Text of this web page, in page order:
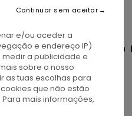
ECO-BONUS
3 x € 23,33 sem juros com a
Mid Grey Heather
e/ou aceder a
e endereço IP)
a publicidade e
sobre o nosso
as tuas escolhas para
que não estão
mais informações,
Continuar sem aceitar